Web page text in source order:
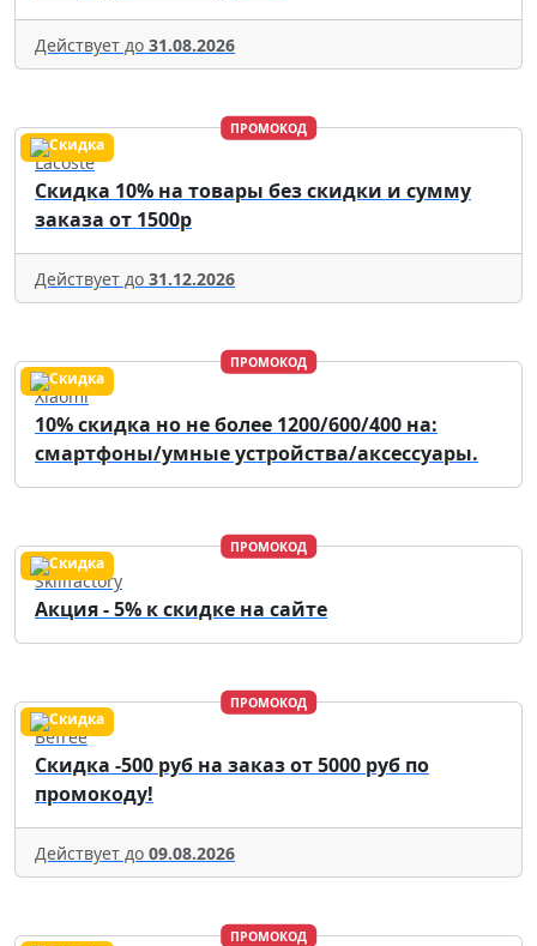
Действует до 31.08.2026
ПРОМОКОД
Lacoste
Скидка 10% на товары без скидки и сумму
заказа от 1500р
Действует до 31.12.2026
ПРОМОКОД
Xiaomi
10% скидка но не более 1200/600/400 на:
смартфоны/умные устройства/аксессуары.
ПРОМОКОД
Skillfactory
Акция - 5% к скидке на сайте
ПРОМОКОД
Befree
Скидка -500 руб на заказ от 5000 руб по
промокоду!
Действует до 09.08.2026
ПРОМОКОД